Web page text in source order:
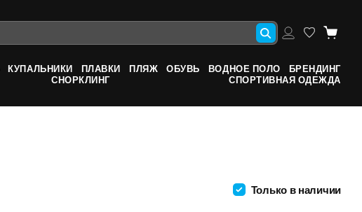
КУПАЛЬНИКИ ПЛАВКИ ПЛЯЖ ОБУВЬ ВОДНОЕ ПОЛО
БРЕНДИНГ
СНОРКЛИНГ СПОРТИВНАЯ ОДЕЖДА
Только в наличии